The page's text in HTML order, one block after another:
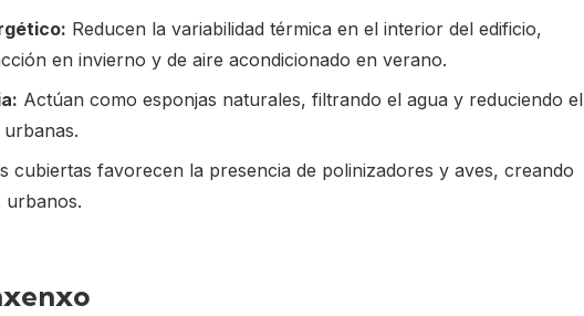
Reducen la variabilidad térmica en el interior del edificio,
en invierno y de aire acondicionado en verano.
Actúan como esponjas naturales, filtrando el agua y reduciendo el
cubiertas favorecen la presencia de polinizadores y aves, creando
urbanos.